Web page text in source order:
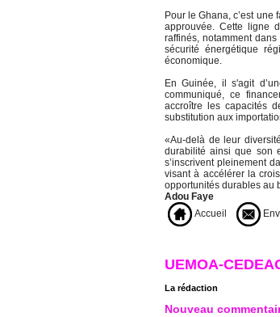
Pour le Ghana, c’est
approuvée. Cette ligne
raffinés, notamment
sécurité énergétique
économique.
En Guinée, il s'agit
communiqué, ce
accroître les capacités
substitution aux
«Au-delà de leur
durabilité ainsi que son
s’inscrivent pleinement
visant à accélérer la
opportunités durables au
Adou Faye
Accueil
UEMOA-
La rédaction
Nouveau